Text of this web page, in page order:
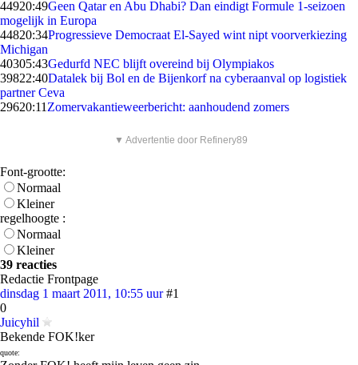
44920:49Geen Qatar en Abu Dhabi? Dan eindigt Formule 1-seizoen
mogelijk in Europa
44820:34Progressieve Democraat El-Sayed wint nipt voorverkiezing
Michigan
40305:43Gedurfd NEC blijft overeind bij Olympiakos
39822:40Datalek bij Bol en de Bijenkorf na cyberaanval op logistiek
partner Ceva
29620:11 Zomervakantieweerbericht: aanhoudend zomers
▼ Advertentie door Refinery89
Font-grootte:
Normaal
Kleiner
regelhoogte :
Normaal
Kleiner
39 reacties
Redactie Frontpage
dinsdag 1 maart 2011, 10:55 uur #1
0
Juicyhil
Bekende FOK!ker
quote: